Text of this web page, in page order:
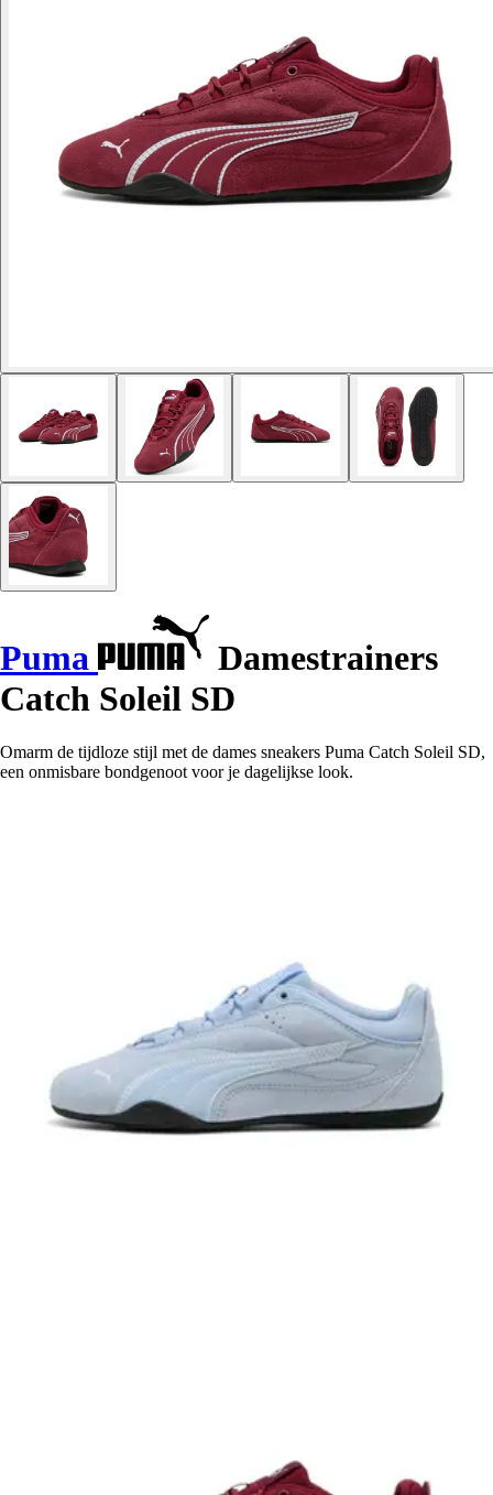
Puma
Damestrainers
Catch Soleil SD
Omarm de tijdloze stijl met de dames sneakers Puma Catch Soleil SD,
een onmisbare bondgenoot voor je dagelijkse look.